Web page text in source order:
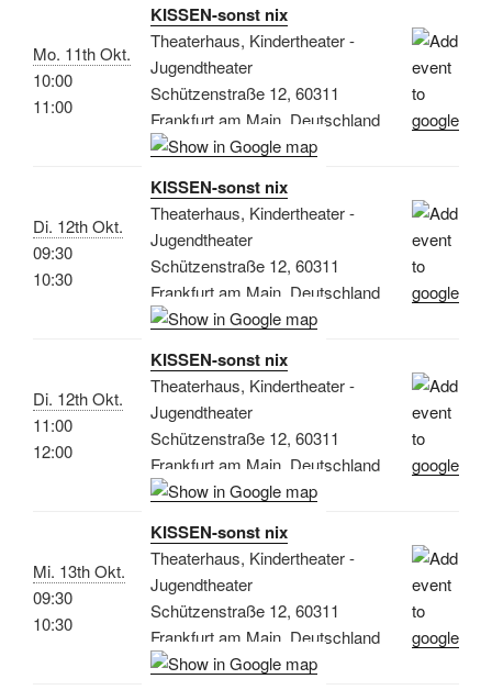
Mo. 11th Okt.
10:00
11:00
KISSEN-sonst nix
Theaterhaus, Kindertheater -
Jugendtheater
Schützenstraße 12, 60311
Frankfurt am Main, Deutschland
Di. 12th Okt.
09:30
10:30
KISSEN-sonst nix
Theaterhaus, Kindertheater -
Jugendtheater
Schützenstraße 12, 60311
Frankfurt am Main, Deutschland
Di. 12th Okt.
11:00
12:00
KISSEN-sonst nix
Theaterhaus, Kindertheater -
Jugendtheater
Schützenstraße 12, 60311
Frankfurt am Main, Deutschland
Mi. 13th Okt.
09:30
10:30
KISSEN-sonst nix
Theaterhaus, Kindertheater -
Jugendtheater
Schützenstraße 12, 60311
Frankfurt am Main, Deutschland